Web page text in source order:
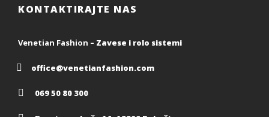
KONTAKTIRAJTE NAS
Venetian Fashion – Zavese i rolo sistemi
office@venetianfashion.com
069 50 80 300